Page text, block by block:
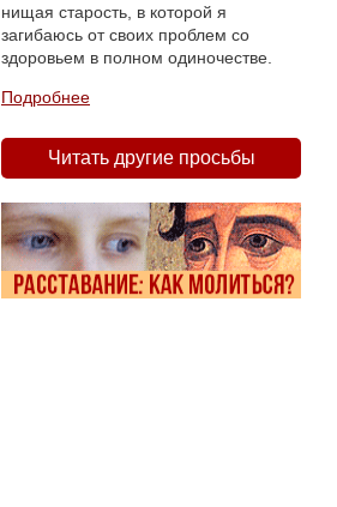
нищая старость, в которой я
загибаюсь от своих проблем со
здоровьем в полном одиночестве.
Подробнее
Читать другие просьбы